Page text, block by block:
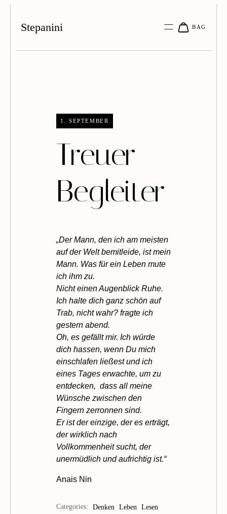
Stepanini
1. SEPTEMBER
Treuer
Begleiter
„Der Mann, den ich am meisten
auf der Welt bemitleide, ist mein
Mann. Was für ein Leben mute
ich ihm zu.
Nicht einen Augenblick Ruhe.
Ich halte dich ganz schön auf
Trab, nicht wahr? fragte ich
gestern abend.
Oh, es gefällt mir. Ich würde
dich hassen, wenn Du mich
einschlafen ließest und ich
eines Tages erwachte, um zu
entdecken, dass all meine
Wünsche zwischen den
Fingern zerronnen sind.
Er ist der einzige, der es erträgt,
der wirklich nach
Vollkommenheit sucht, der
unermüdlich und aufrichtig ist.“
Anais Nin
Categories: Denken Leben Lesen